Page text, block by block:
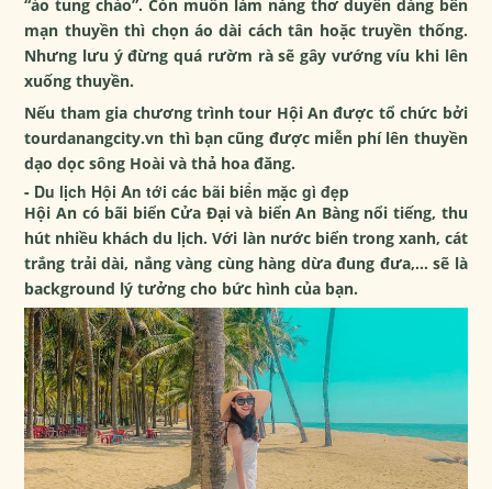
“ảo tung chảo”. Còn muốn làm nàng thơ duyên dáng bên
mạn thuyền thì chọn áo dài cách tân hoặc truyền thống.
Nhưng lưu ý đừng quá rườm rà sẽ gây vướng víu khi lên
xuống thuyền.
Nếu tham gia chương trìnhtour Hội An được tổ chức bởi
tourdanangcity.vn thì bạn cũng được miễn phí lên thuyền
dạo dọc sông Hoài và thả hoa đăng.
- Du lịch Hội An tới các bãi biển mặc gì đẹp
Hội An có bãi biển Cửa Đại và biển An Bàng nổi tiếng, thu
hút nhiều khách du lịch. Với làn nước biển trong xanh, cát
trắng trải dài, nắng vàng cùng hàng dừa đung đưa,… sẽ là
background lý tưởng cho bức hình của bạn.